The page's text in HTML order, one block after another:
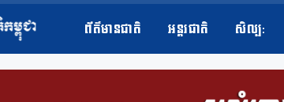
ព័ត៌មានជាតិ អន្តរជាតិ សិល្ប​: